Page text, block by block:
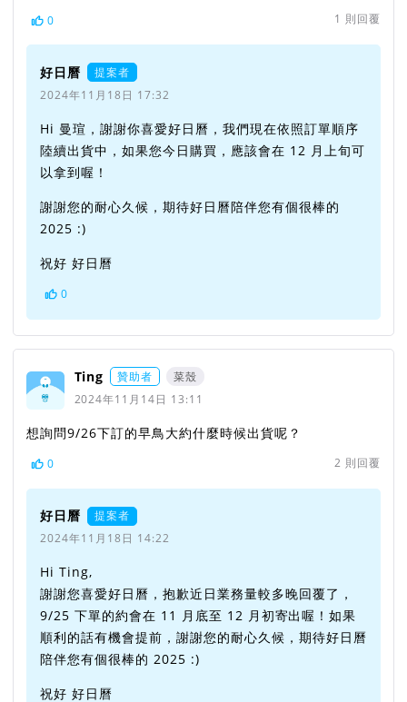
0 1則回覆
好日曆
提案者
2024年11月18日 17:32
Hi 曼瑄，謝謝你喜愛好日曆，我們現在依照訂單順序
陸續出貨中，如果您今日購買，應該會在 12 月上旬可
以拿到喔！
謝謝您的耐心久候，期待好日曆陪伴您有個很棒的
2025 :)
祝好 好日曆
0
Ting 贊助者
菜殼
2024年11月14日 13:11
想詢問9/26下訂的早鳥大約什麼時候出貨呢？
0 2 則回覆
好日曆
提案者
2024年11月18日 14:22
Hi Ting,
謝謝您喜愛好日曆，抱歉近日業務量較多晚回覆了，
9/25 下單的約會在 11 月底至 12 月初寄出喔！如果
順利的話有機會提前，謝謝您的耐心久候，期待好日曆
陪伴您有個很棒的 2025 :)
祝好 好日曆